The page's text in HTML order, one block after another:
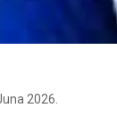
2026.